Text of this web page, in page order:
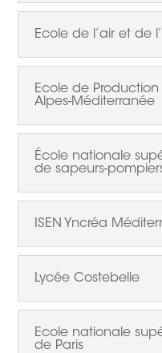
Ecole de l’air et de
Ecole de Production
Alpes-Méditerranée
École nationale
de sapeurs-
ISEN Yncréa
Lycée Costebelle
Ecole nationale
de Paris